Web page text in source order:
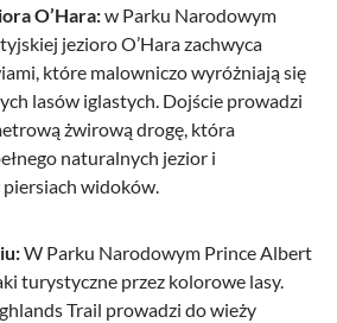
O’Hara:w Parku Narodowym
jezioro O’Hara zachwyca
które malowniczo wyróżniają się
lasów iglastych. Dojście prowadzi
żwirową drogę, która
naturalnych jezior i
piersiach widoków.
W Parku Narodowym Prince Albert
turystyczne przez kolorowe lasy.
Trail prowadzi do wieży